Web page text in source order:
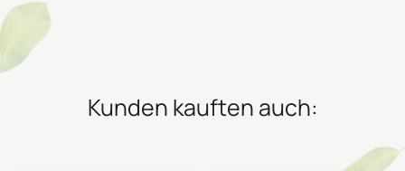
Kunden kauften auch: